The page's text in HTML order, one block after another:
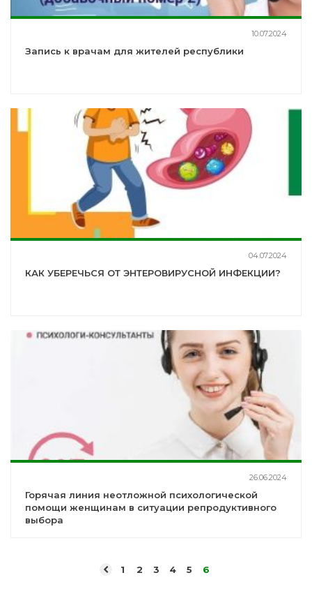
10.07.2024
Запись к врачам для жителей республики
04.07.2024
КАК УБЕРЕЧЬСЯ ОТ ЭНТЕРОВИРУСНОЙ ИНФЕКЦИИ?
26.06.2024
Горячая линия неотложной психологической
помощи женщинам в ситуации репродуктивного
выбора
1 2 3 4 5 6